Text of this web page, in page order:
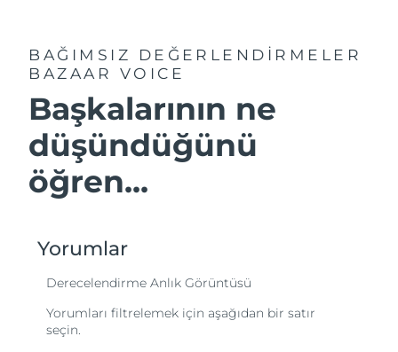
BAĞIMSIZ DEĞERLENDİRMELER
BAZAAR VOICE
Başkalarının ne
düşündüğünü
öğren...